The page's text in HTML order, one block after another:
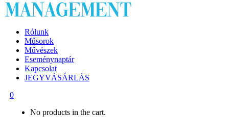
Rólunk
Műsorok
Művészek
Eseménynaptár
Kapcsolat
JEGYVÁSÁRLÁS
0
No products in the cart.